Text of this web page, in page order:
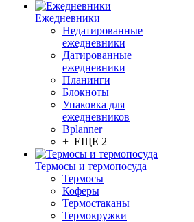
Ежедневники
Недатированные
ежедневники
Датированные
ежедневники
Планинги
Блокноты
Упаковка для
ежедневников
Bplanner
+ ЕЩЕ 2
Термосы и термопосуда
Термосы
Коферы
Термостаканы
Термокружки